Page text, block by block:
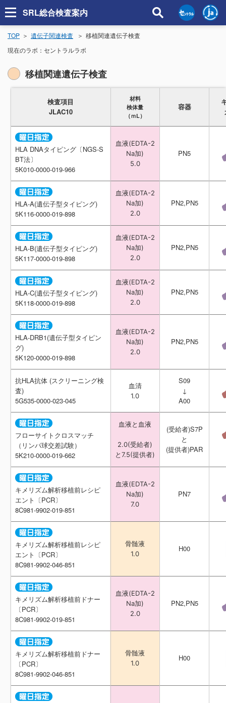
SRL総合検査案内
TOP 遺伝子関連検査
移植関連遺伝子検査
現在のラボ： セントラルラボ
移植関連遺伝子検査
検査項目
JLAC10
材料
検体量
（ｍL）
容器
HLA DNAタイピング〔NGS-S
BT法〕
5K010-0000-019-966
血液(EDTA-2
Na加)
5.0
PN5
HLA-A(遺伝子型タイピング)
5K116-0000-019-898
血液(EDTA-2
Na加)
2.0
PN2,PN5
HLA-B(遺伝子型タイピング)
5K117-0000-019-898
血液(EDTA-2
Na加)
2.0
PN2,PN5
HLA-C(遺伝子型タイピング)
5K118-0000-019-898
血液(EDTA-2
Na加)
2.0
PN2,PN5
HLA-DRB1(遺伝子型タイピン
グ)
5K120-0000-019-898
血液(EDTA-2
Na加)
2.0
PN2,PN5
抗HLA抗体 (スクリーニング検
査)
5G535-0000-023-045
血清
1.0
S09
↓
A00
フローサイトクロスマッチ
（リンパ球交差試験）
5K210-0000-019-662
血液と血液
2.0(受給者)
と 7.5(提供者)
(受給者)S7P
と
(提供者)PAR
キメリズム解析移植前レシピ
エント〔PCR〕
8C981-9902-019-851
血液(EDTA-2
Na加)
7.0
PN7
キメリズム解析移植前レシピ
エント〔PCR〕
8C981-9902-046-851
骨髄液
1.0
H00
キメリズム解析移植前ドナー
〔PCR〕
8C981-9902-019-851
血液(EDTA-2
Na加)
2.0
PN2,PN5
キメリズム解析移植前ドナー
〔PCR〕
8C981-9902-046-851
骨髄液
1.0
H00
検査項目
JLAC10
材料
検体量
（ｍL）
容器
HLA DNAタイピング〔NGS-S
BT法〕
5K010-0000-019-966
血液(EDTA-2
Na加)
5.0
PN5
HLA-A(遺伝子型タイピング)
5K116-0000-019-898
血液(EDTA-2
Na加)
2.0
PN2,PN5
HLA-B(遺伝子型タイピング)
5K117-0000-019-898
血液(EDTA-2
Na加)
2.0
PN2,PN5
HLA-C(遺伝子型タイピング)
5K118-0000-019-898
血液(EDTA-2
Na加)
2.0
PN2,PN5
HLA-DRB1(遺伝子型タイピン
グ)
5K120-0000-019-898
血液(EDTA-2
Na加)
2.0
PN2,PN5
抗HLA抗体 (スクリーニング検
査)
5G535-0000-023-045
血清
1.0
S09
↓
A00
フローサイトクロスマッチ
（リンパ球交差試験）
5K210-0000-019-662
血液と血液
2.0(受給者)
と 7.5(提供者)
(受給者)S7P
と
(提供者)PAR
キメリズム解析移植前レシピ
エント〔PCR〕
8C981-9902-019-851
血液(EDTA-2
Na加)
7.0
PN7
キメリズム解析移植前レシピ
エント〔PCR〕
8C981-9902-046-851
骨髄液
1.0
H00
キメリズム解析移植前ドナー
〔PCR〕
8C981-9902-019-851
血液(EDTA-2
Na加)
2.0
PN2,PN5
キメリズム解析移植前ドナー
〔PCR〕
8C981-9902-046-851
骨髄液
1.0
H00